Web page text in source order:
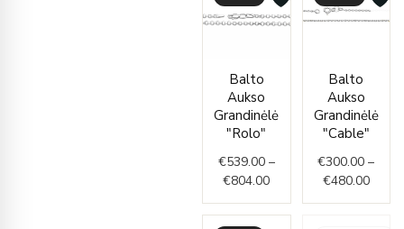
Balto
Aukso
Grandinėlė
"Rolo"
€539.00 –
€804.00
€539.00
through
Balto
Aukso
Grandinėlė
"Cable"
€300.00 –
€480.00